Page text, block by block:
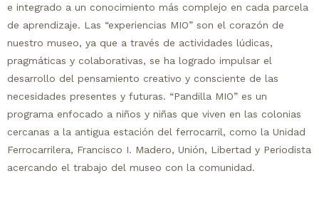
e integrado a un conocimiento más complejo en cada parcela
de aprendizaje. Las “experiencias MIO” son el corazón de
nuestro museo, ya que a través de actividades lúdicas,
pragmáticas y colaborativas, se ha logrado impulsar el
desarrollo del pensamiento creativo y consciente de las
necesidades presentes y futuras. “Pandilla MIO” es un
programa enfocado a niños y niñas que viven en las colonias
cercanas a la antigua estación del ferrocarril, como la Unidad
Ferrocarrilera, Francisco I. Madero, Unión, Libertad y Periodista
acercando el trabajo del museo con la comunidad.